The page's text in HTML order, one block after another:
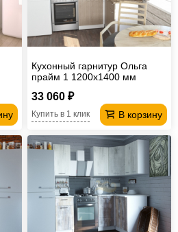
Кухонный гарнитур Ольга
прайм 1 1200х1400 мм
33 060 ₽
В корзину
Купить в 1 клик